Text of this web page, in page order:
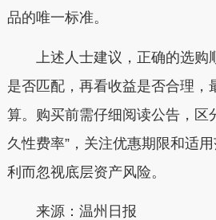
品的唯一标准。
上述人士建议，正确的选购
是否匹配，再看收益是否合理，
算。购买前需仔细阅读公告，区
久性费率”，关注优惠期限和适
利而忽视底层资产风险。
来源：温州日报